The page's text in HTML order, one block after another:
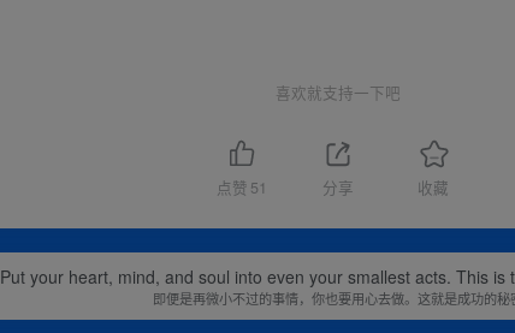
喜欢就支持一下吧
点赞 51 分享 收藏
Put your heart, mind, and soul into even your smallest acts. This is
即便是再微小不过的事情，你也要用心去做。这就是成功的秘